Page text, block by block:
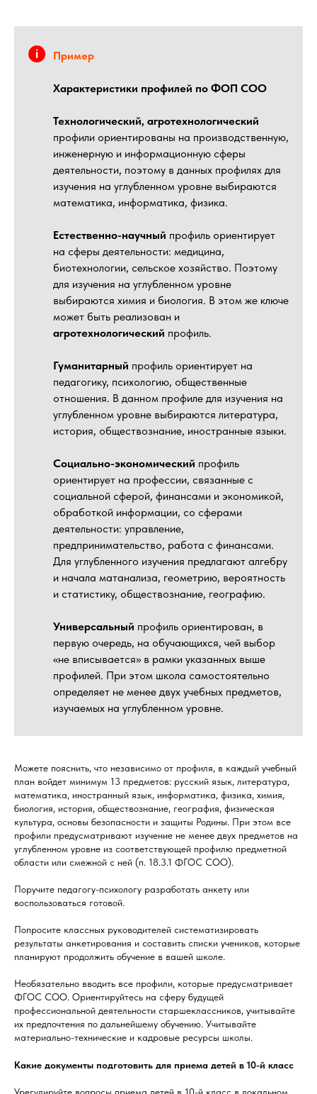
Пример
Характеристики профилей по ФОП СОО
Технологический, агротехнологический
профили ориентированы на производственную,
инженерную и информационную сферы
деятельности, поэтому в данных профилях для
изучения на углубленном уровне выбираются
математика, информатика, физика.
Естественно-научный профиль ориентирует
на сферы деятельности: медицина,
биотехнологии, сельское хозяйство. Поэтому
для изучения на углубленном уровне
выбираются химия и биология. В этом же ключе
может быть реализован и
агротехнологический профиль.
Гуманитарный профиль ориентирует на
педагогику, психологию, общественные
отношения. В данном профиле для изучения на
углубленном уровне выбираются литература,
история, обществознание, иностранные языки.
Социально-экономический профиль
ориентирует на профессии, связанные с
социальной сферой, финансами и экономикой,
обработкой информации, со сферами
деятельности: управление,
предпринимательство, работа с финансами.
Для углубленного изучения предлагают алгебру
и начала матанализа, геометрию, вероятность
и статистику, обществознание, географию.
Универсальный профиль ориентирован, в
первую очередь, на обучающихся, чей выбор
«не вписывается» в рамки указанных выше
профилей. При этом школа самостоятельно
определяет не менее двух учебных предметов,
изучаемых на углубленном уровне.
Можете пояснить, что независимо от профиля, в каждый учебный
план войдет минимум 13 предметов: русский язык, литература,
математика, иностранный язык, информатика, физика, химия,
биология, история, обществознание, география, физическая
культура, основы безопасности и защиты Родины. При этом все
профили предусматривают изучение не менее двух предметов на
углубленном уровне из соответствующей профилю предметной
области или смежной с ней (п. 18.3.1 ФГОС СОО).
Поручите педагогу-психологу разработать анкету или
воспользоваться готовой.
Попросите классных руководителей систематизировать
результаты анкетирования и составить списки учеников, которые
планируют продолжить обучение в вашей школе.
Необязательно вводить все профили, которые предусматривает
ФГОС СОО. Ориентируйтесь на сферу будущей
профессиональной деятельности старшеклассников, учитывайте
их предпочтения по дальнейшему обучению. Учитывайте
материально-технические и кадровые ресурсы школы.
Какие документы подготовить для приема детей в 10-й класс
Урегулируйте вопросы приема детей в 10-й класс в локальном